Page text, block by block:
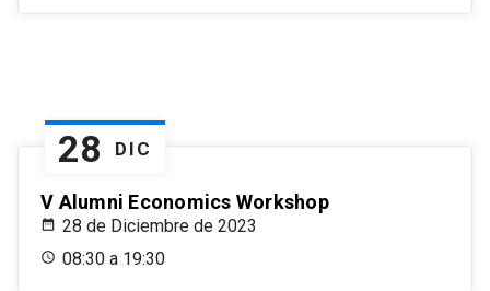
28 DIC
V Alumni Economics Workshop
28 de Diciembre de 2023
08:30 a 19:30